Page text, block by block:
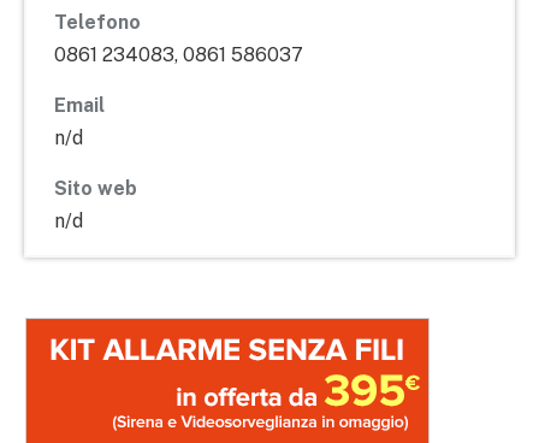
Telefono
0861 234083, 0861 586037
Email
n/d
Sito web
n/d